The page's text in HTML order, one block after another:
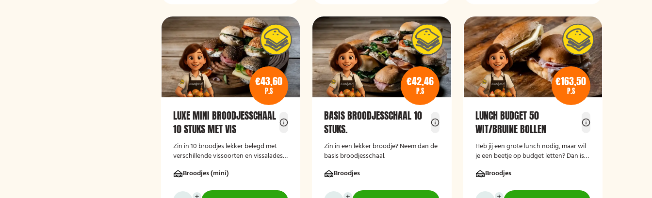
€43,60
P.S
LUXE MINI BROODJESSCHAAL
10 STUKS MET VIS
Zin in 10 broodjes lekker belegd met
verschillende vissoorten en vissalades?
stuks!Broodjes (mini)
€42,46
P.S
BASIS BROODJESSCHAAL 10
STUKS.
Zin in een lekker broodje? Neem dan de
basis broodjesschaal.
Broodjes
€163,50
P.S
LUNCH BUDGET 50
WIT/BRUINE BOLLEN
Heb jij een grote lunch nodig, maar wil
je een beetje op budget letten? Dan is
Broodjes